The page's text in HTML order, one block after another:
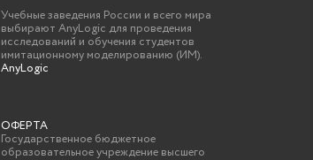
Учебные заведения России и всего мира
выбирают AnyLogic для проведения
исследований и обучения студентов
имитационному моделированию (ИМ).
AnyLogic
ОФЕРТА
Государственное бюджетное
образовательное учреждение высшего